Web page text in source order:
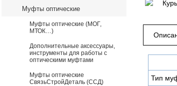
Муфты оптические
Муфты оптические (МОГ,
МТОК…)
Дополнительные аксессуары,
инструменты для работы с
оптическими муфтами
Муфты оптические
СвязьСтройДеталь (ССД)
Тип